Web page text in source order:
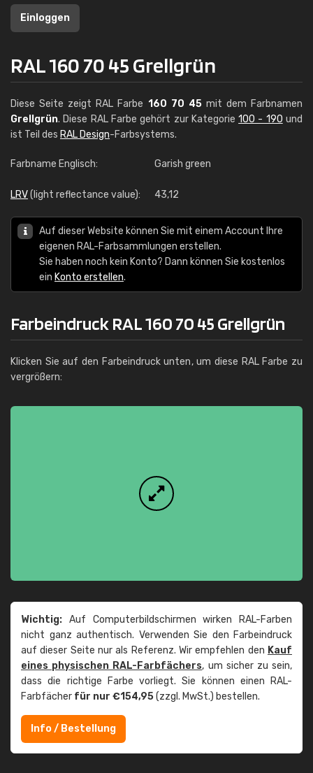
Einloggen
RAL 160 70 45 Grellgrün
Diese Seite zeigt RAL Farbe 160 70 45mit dem Farbnamen
Grellgrün. Diese RAL Farbe gehört zur Kategorie100 - 190 und
ist Teil des RAL Design-Farbsystems.
Farbname Englisch: Garish green
LRV(light reflectance value): 43,12
Auf dieser Website können Sie mit einem Account Ihre
eigenen RAL-Farbsammlungen erstellen.
Sie haben noch kein Konto? Dann können Sie kostenlos
ein Konto erstellen.
Farbeindruck RAL 160 70 45 Grellgrün
Klicken Sie auf den Farbeindruck unten, um diese RAL Farbe zu
vergrößern:
Wichtig: Auf Computerbildschirmen wirken RAL-Farben
nicht ganz authentisch. Verwenden Sie den Farbeindruck
auf dieser Seite nur als Referenz. Wir empfehlen den Kauf
eines physischen RAL-Farbfächers, um sicher zu sein,
dass die richtige Farbe vorliegt. Sie können einen RAL-
Farbfächer für nur €154,95(zzgl. MwSt.) bestellen.
Info / Bestellung